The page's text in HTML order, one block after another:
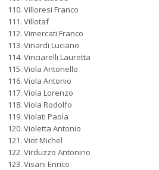
Villoresi Franco
Villotaf
Vimercati Franco
Vinardi Luciano
Vinciarelli Lauretta
Viola Antonello
Viola Antonio
Viola Lorenzo
Viola Rodolfo
Violati Paola
Violetta Antonio
Viot Michel
Virduzzo Antonino
Visani Enrico